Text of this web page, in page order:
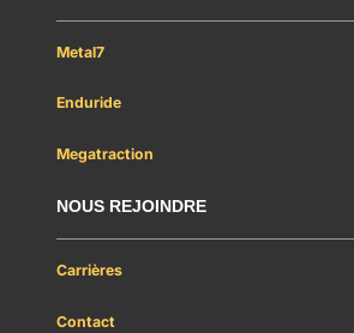
Metal7
Enduride
Megatraction
NOUS REJOINDRE
Carrières
Contact